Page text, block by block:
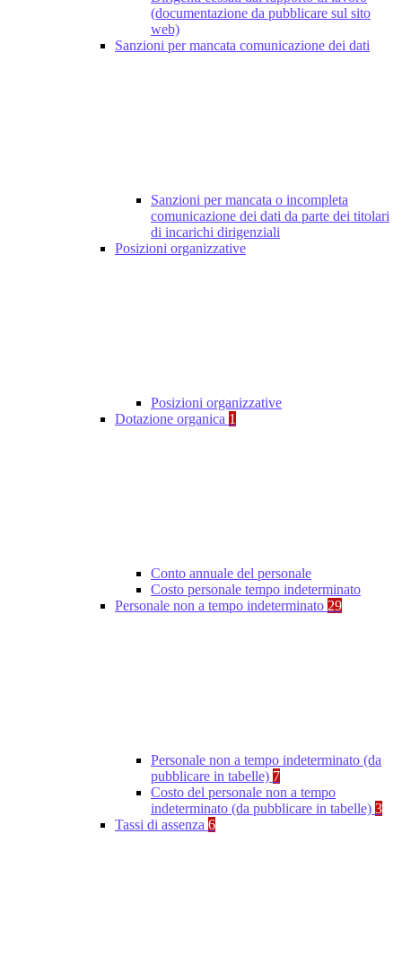
(documentazione da pubblicare sul sito
web)
Sanzioni per mancata comunicazione dei dati
Sanzioni per mancata o incompleta
comunicazione dei dati da parte dei titolari
di incarichi dirigenziali
Posizioni organizzative
Posizioni organizzative
Dotazione organica 1
Conto annuale del personale
Costo personale tempo indeterminato
Personale non a tempo indeterminato 29
Personale non a tempo indeterminato (da
pubblicare in tabelle) 7
Costo del personale non a tempo
indeterminato (da pubblicare in tabelle) 3
Tassi di assenza 6